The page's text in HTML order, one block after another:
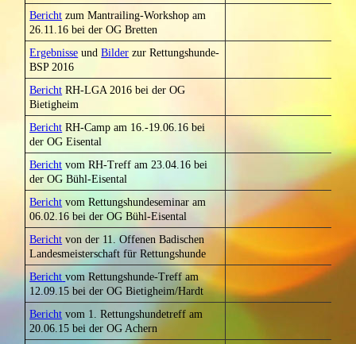
Bericht zum Mantrailing-Workshop am
26.11.16 bei der OG Bretten
Ergebnisse undBilder zur Rettungshunde-
BSP 2016
Bericht RH-LGA 2016 bei der OG
Bietigheim
Bericht RH-Camp am 16.-19.06.16 bei
der OG Eisental
Bericht vom RH-Treff am 23.04.16 bei
der OG Bühl-Eisental
Bericht vom Rettungshundeseminar am
06.02.16 bei der OG Bühl-Eisental
Bericht von der 11. Offenen Badischen
Landesmeisterschaft für Rettungshunde
Bericht vom Rettungshunde-Treff am
12.09.15 bei der OG Bietigheim/Hardt
Bericht vom 1. Rettungshundetreff am
20.06.15 bei der OG Achern